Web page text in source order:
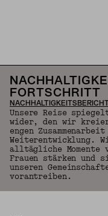
FORTSCHRITT
Unsere Reise
wider, den wir
engen
Weiterentwicklung.
alltägliche Momente
Frauen stärken und
unseren
vorantreiben.